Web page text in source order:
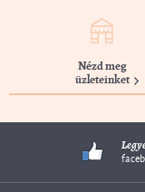
Nézd meg
üzleteinket